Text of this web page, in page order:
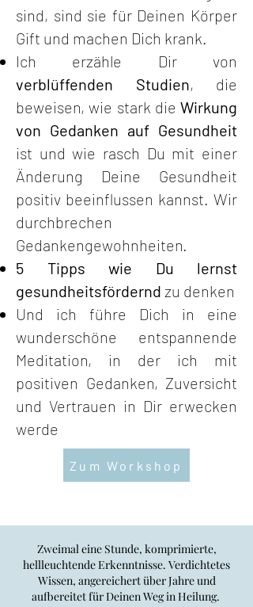
sind, sind sie für Deinen Körper
Gift und machen Dich krank.
Ich erzähle Dir von
verblüffenden Studien, die
beweisen, wie stark die Wirkung
von Gedanken auf Gesundheit
ist und wie rasch Du mit einer
Änderung Deine Gesundheit
positiv beeinflussen kannst. Wir
durchbrechen
Gedankengewohnheiten.
5 Tipps wie Du lernst
gesundheitsfördernd zu denken
Und ich führe Dich in eine
wunderschöne entspannende
Meditation, in der ich mit
positiven Gedanken, Zuversicht
und Vertrauen in Dir erwecken
werde
Zum Workshop
Zweimal eine Stunde, komprimierte,
hellleuchtende Erkenntnisse. Verdichtetes
Wissen, angereichert über Jahre und
aufbereitet für Deinen Weg in Heilung.